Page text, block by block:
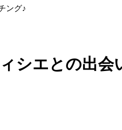
ング♪
シエとの出会